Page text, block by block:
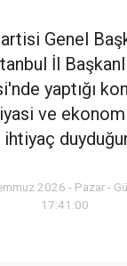
Genel
İl
yaptığı
ve
ihtiyaç
2026 - Pazar -
17:41:00